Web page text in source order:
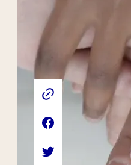
Liens externes de
Site web de
Page Facebook
Compte Twitter